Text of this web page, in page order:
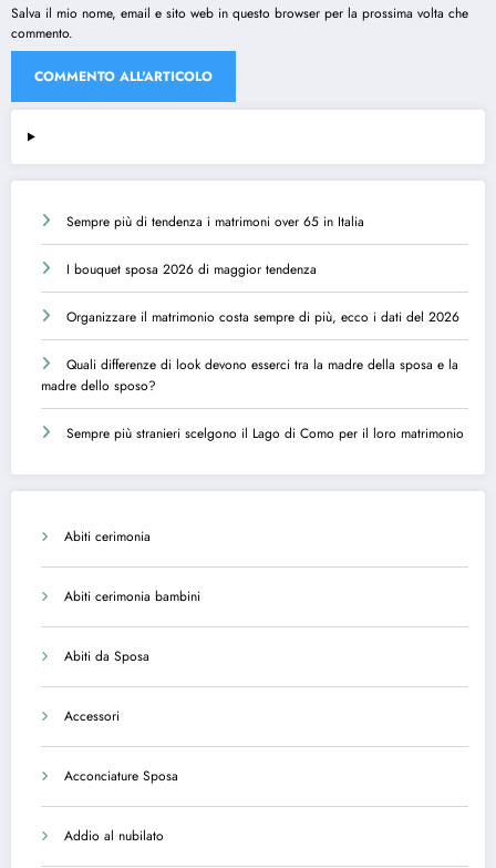
Salva il mio nome, email e sito web in questo browser per la prossima volta che
commento.
Sempre più di tendenza i matrimoni over 65 in Italia
I bouquet sposa 2026 di maggior tendenza
Organizzare il matrimonio costa sempre di più, ecco i dati del 2026
Quali differenze di look devono esserci tra la madre della sposa e la
madre dello sposo?
Sempre più stranieri scelgono il Lago di Como per il loro matrimonio
Abiti cerimonia
Abiti cerimonia bambini
Abiti da Sposa
Accessori
Acconciature Sposa
Addio al nubilato